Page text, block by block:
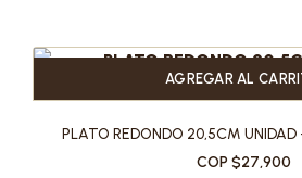
AGREGAR AL
PLATO REDONDO 20,5CM UNIDAD
COP $27,900